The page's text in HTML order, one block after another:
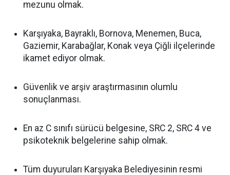
mezunu olmak.
Karşıyaka, Bayraklı, Bornova, Menemen, Buca,
Gaziemir, Karabağlar, Konak veya Çiğli ilçelerinde
ikamet ediyor olmak.
Güvenlik ve arşiv araştırmasının olumlu
sonuçlanması.
En az C sınıfı sürücü belgesine, SRC 2, SRC 4 ve
psikoteknik belgelerine sahip olmak.
Tüm duyuruları Karşıyaka Belediyesinin resmi